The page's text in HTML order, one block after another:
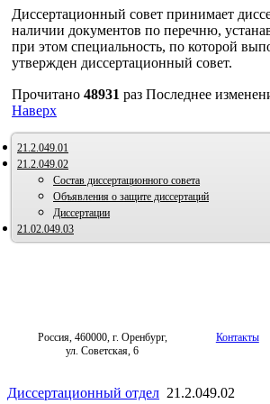
Диссертационный совет принимает
наличии документов по перечню,
при этом специальность, по которой
утвержден диссертационный совет.
Стенограмма-образец
Форма заключения
Форма заключения организации
Ходатайство
Прочитано 48931 раз Последнее
Наверх
21.2.049.01
21.2.049.02
Состав диссертационного совета
Объявления о защите диссертаций
Диссертации
21.02.049.03
Россия, 460000, г. Оренбург,
ул. Советская, 6
Контакты
Диссертационный отдел 21.2.049.02